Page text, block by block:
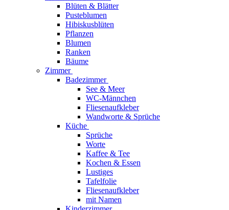
Blüten & Blätter
Pusteblumen
Hibiskusblüten
Pflanzen
Blumen
Ranken
Bäume
Zimmer
Badezimmer
See & Meer
WC-Männchen
Fliesenaufkleber
Wandworte & Sprüche
Küche
Sprüche
Worte
Kaffee & Tee
Kochen & Essen
Lustiges
Tafelfolie
Fliesenaufkleber
mit Namen